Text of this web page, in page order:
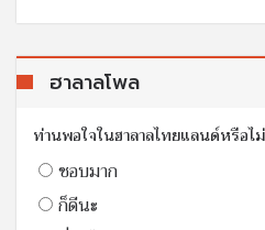
ฮาลาลโพล
ท่านพอใจในฮาลาลไทยแลนด์หรือไม่
ชอบมาก
ก็ดีนะ